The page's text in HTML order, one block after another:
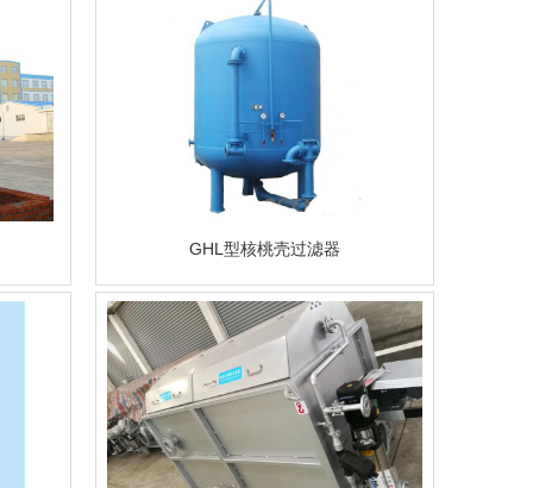
GHL型核桃壳过滤器